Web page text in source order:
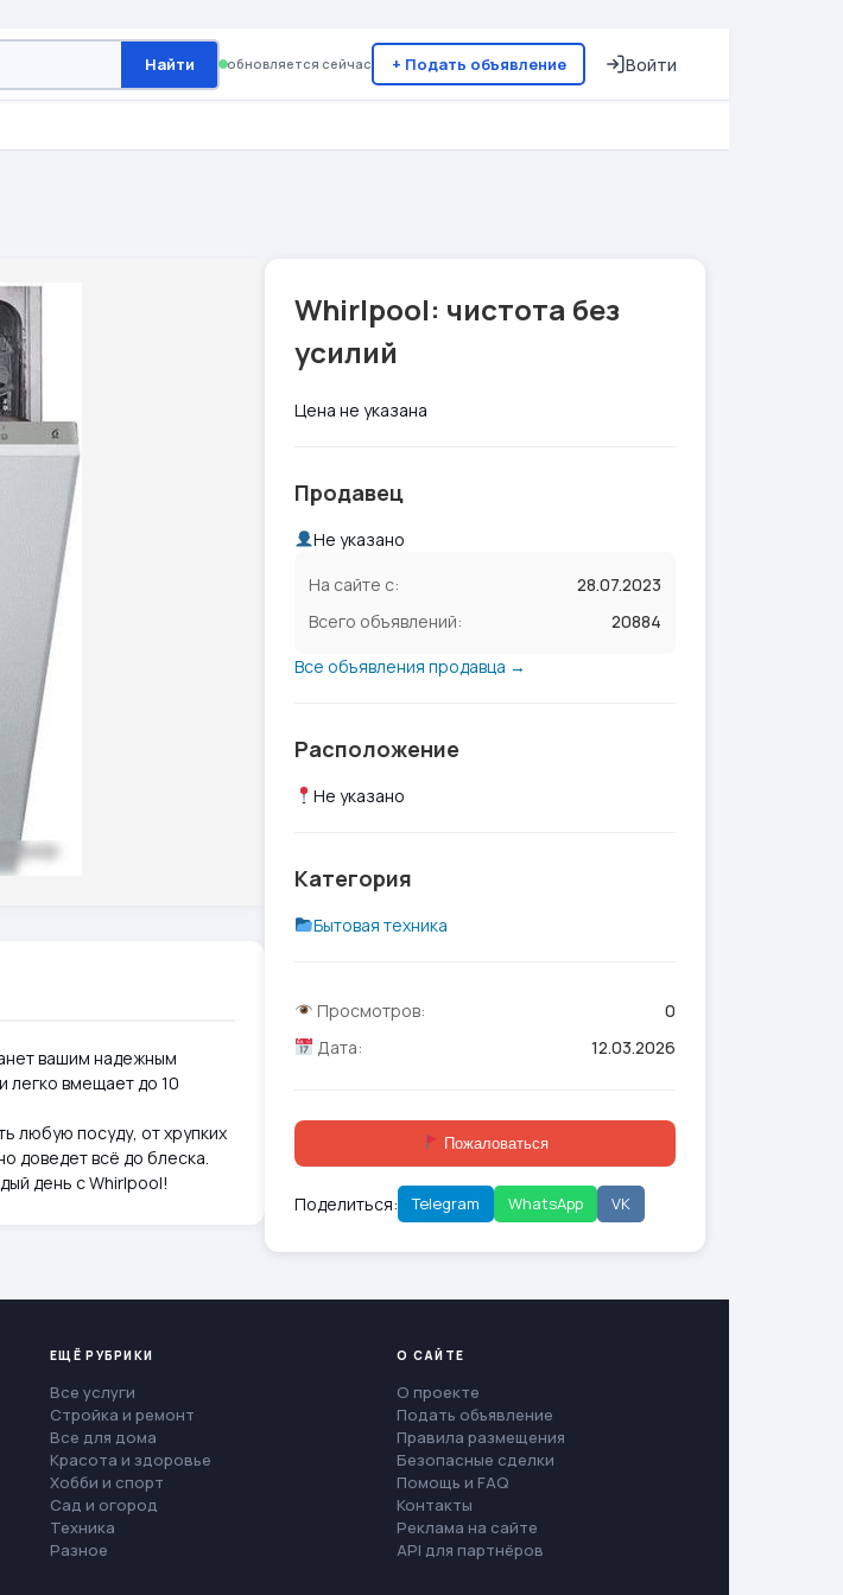
Найти обновляется сейчас + Подать объявление Войти
вашим надежным
легко вмещает до 10
любую посуду, от хрупких
доведет всё до блеска.
день с Whirlpool!
Whirlpool: чистота без
усилий
Цена не указана
Продавец
Не указано
На сайте с:
28.07.2023
Всего объявлений:
20884
Все объявления продавца →
Расположение
Не указано
Категория
Бытовая техника
Просмотров:
0
Дата:
12.03.2026
Пожаловаться
Поделиться: Telegram WhatsApp VK
ЕЩЁ РУБРИКИ
Все услуги
Стройка и ремонт
Все для дома
Красота и здоровье
Хобби и спорт
Сад и огород
Техника
Разное
О САЙТЕ
О проекте
Подать объявление
Правила размещения
Безопасные сделки
Помощь и FAQ
Контакты
Реклама на сайте
API для партнёров